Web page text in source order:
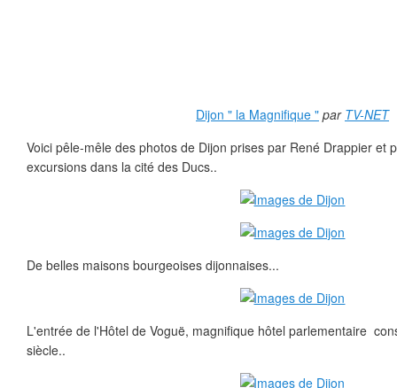
Dijon " la Magnifique " par TV-NET
Voici pêle-mêle des photos de Dijon prises par René Drappier et
excursions dans la cité des Ducs..
De belles maisons bourgeoises dijonnaises...
L'entrée de l'Hôtel de Voguë, magnifique hôtel parlementaire
siècle..